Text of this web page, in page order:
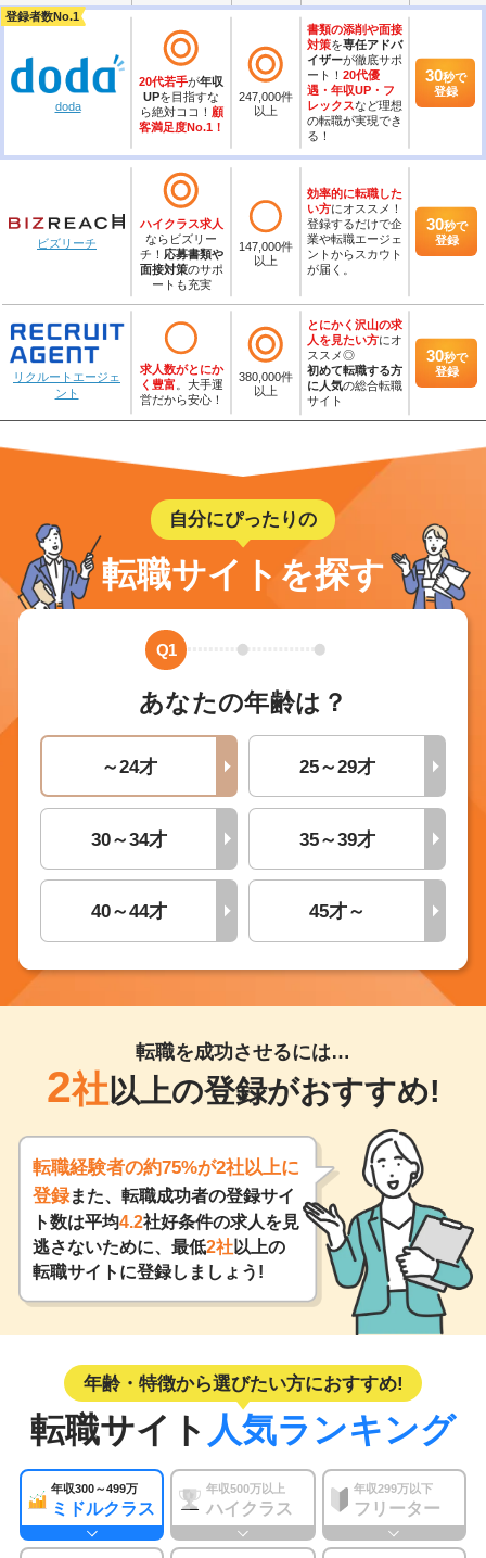
登録者数No.1
doda
20代若手が年収
UPを目指すな
ら絶対ココ！ 顧
客満足度No.1！
247,000件
以上
書類の添削や面接
対策を専任アドバ
イザーが徹底サポ
ート！ 20代優
遇・年収UP・フ
レックスなど理想
の転職が実現でき
る！
30秒で
登録
ビズリーチ
ハイクラス求人
ならビズリー
チ！ 応募書類や
面接対策のサポ
ートも充実
147,000件
以上
効率的に転職した
い方にオススメ！
登録するだけで企
業や転職エージェ
ントからスカウト
が届く。
30秒で
登録
リクルートエージェ
ント
求人数がとにか
く豊富 。大手運
営だから安心！
380,000件
以上
とにかく沢山の求
人を見たい方にオ
ススメ◎
初めて転職する方
に人気の総合転職
サイト
30秒で
登録
自分にぴったりの
転職サイトを探す
Q1
あなたの年齢は？
～24才 25～29才
30～34才 35～39才
40～44才 45才～
転職を成功させるには…
2社以上の登録がおすすめ!
転職経験者の約75%が2社以上に
登録また、転職成功者の登録サイ
ト数は平均4.2社好条件の求人を見
逃さないために、最低2社以上の
転職サイトに登録しましょう!
年齢・特徴から選びたい方におすすめ!
転職サイト 人気ランキング
年収300～499万
ミドルクラス
年収500万以上
ハイクラス
年収299万以下
フリーター